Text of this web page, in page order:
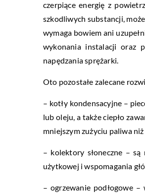
czerpiące energię z
szkodliwych substancji,
wymaga bowiem ani
wykonania instalacji oraz
napędzania sprężarki.
Oto pozostałe zalecane
– kotły kondensacyjne –
lub oleju, a także ciepło
mniejszym zużyciu paliwa
– kolektory słoneczne –
użytkowej i wspomagania
– ogrzewanie podłogowe